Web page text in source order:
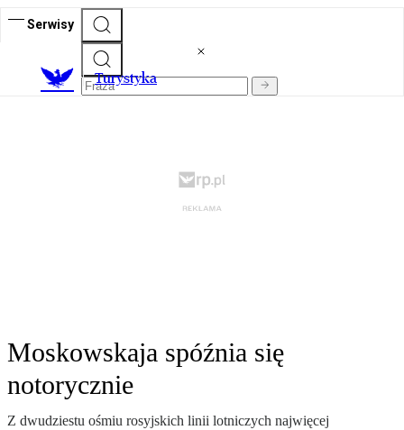
Serwisy
Turystyka
Moskowskaja spóźnia się
notorycznie
Z dwudziestu ośmiu rosyjskich linii lotniczych najwięcej